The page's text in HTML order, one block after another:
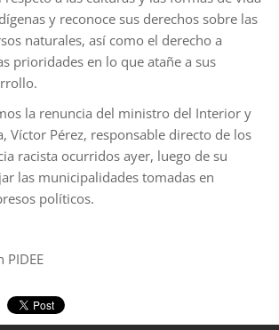
y reconoce sus derechos sobre las
naturales, así como el derecho a
prioridades en lo que atañe a sus
la renuncia del ministro del Interior y
Víctor Pérez, responsable directo de los
racista ocurridos ayer, luego de su
las municipalidades tomadas en
políticos.
PIDEE